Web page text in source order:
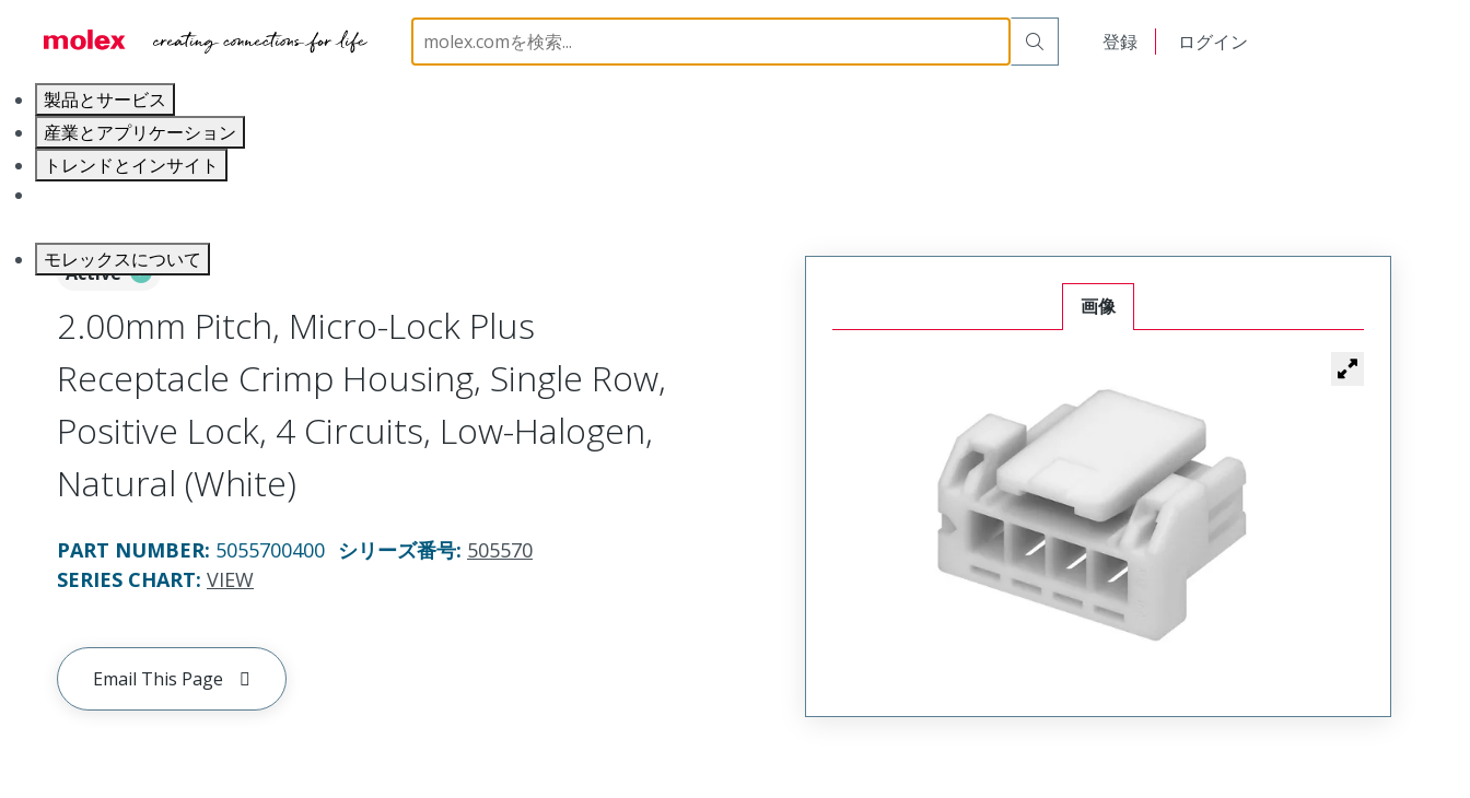
登録 ログイン
製品とサービス
産業とアプリケーション
トレンドとインサイト
モレックスについて
PCB / Wire Connectors Connector Housings 505570 5055700400
Active
2.00mm Pitch, Micro-Lock Plus
Receptacle Crimp Housing, Single Row,
Positive Lock, 4 Circuits, Low-Halogen,
Natural (White)
PART NUMBER: 5055700400 シリーズ番号: 505570
SERIES CHART: VIEW
Email This Page
画像